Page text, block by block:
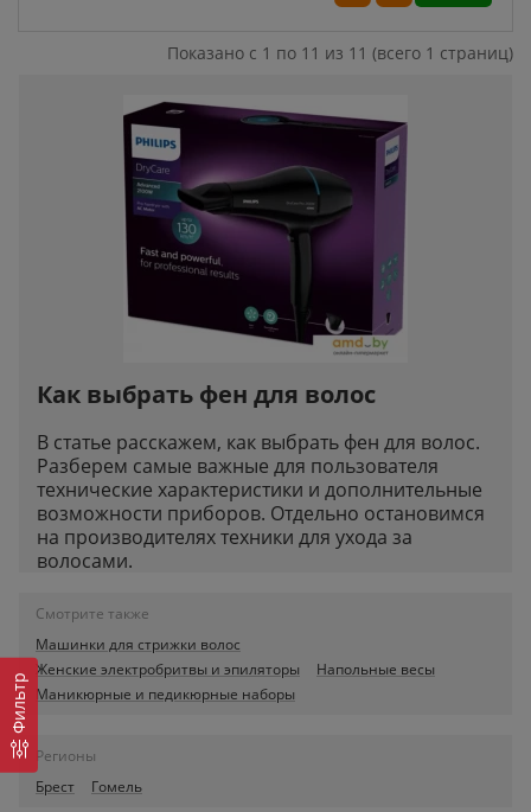
Фильтр
Показано с 1 по 11 из 11 (всего 1 страниц)
Как выбрать фен для волос
В статье расскажем, как выбрать фен для волос.
Разберем самые важные для пользователя
технические характеристики и дополнительные
возможности приборов. Отдельно остановимся
на производителях техники для ухода за
волосами.
Смотрите также
Машинки для стрижки волос
Женские электробритвы и эпиляторы
Напольные весы
Маникюрные и педикюрные наборы
Регионы
Брест
Гомель